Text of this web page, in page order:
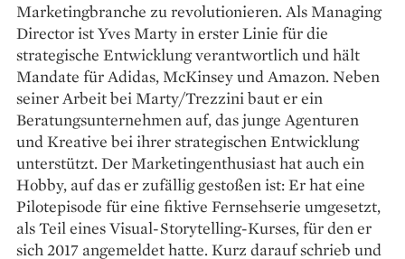
Marketingbranche zu revolutionieren. Als Managing
Director ist Yves Marty in erster Linie für die
strategische Entwicklung verantwortlich und hält
Mandate für Adidas, McKinsey und Amazon. Neben
seiner Arbeit bei Marty/Trezzini baut er ein
Beratungsunternehmen auf, das junge Agenturen
und Kreative bei ihrer strategischen Entwicklung
unterstützt. Der Marketingenthusiast hat auch ein
Hobby, auf das er zufällig gestoßen ist: Er hat eine
Pilotepisode für eine fiktive Fernsehserie umgesetzt,
als Teil eines Visual-Storytelling-Kurses, für den er
sich 2017 angemeldet hatte. Kurz darauf schrieb und